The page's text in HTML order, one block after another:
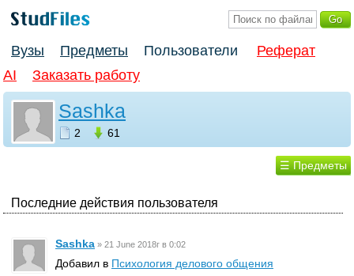
Вузы Предметы Пользователи
Реферат
AI
Заказать работу
Sashka
2 61
☰ Предметы
Последние действия пользователя
Sashka » 21 June 2018г в 0:02
Добавил в Психология делового общения